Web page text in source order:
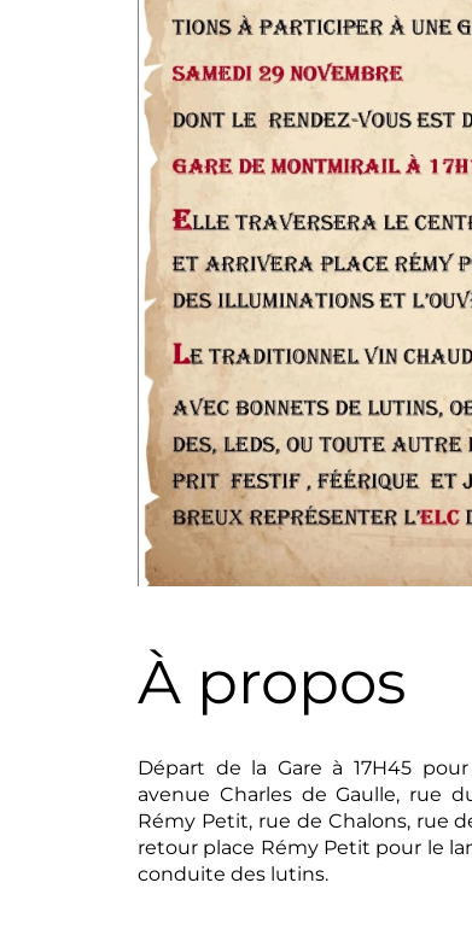
À propos
Départ de la Gare à 17H45
avenue Charles de Gaulle, rue
Rémy Petit, rue de Chalons, rue
retour place Rémy Petit pour le
conduite des lutins.